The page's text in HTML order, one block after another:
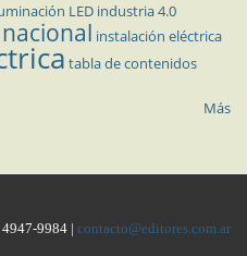
LED industria 4.0
instalación eléctrica
tabla de contenidos
Más
9984 | contacto@editores.com.ar